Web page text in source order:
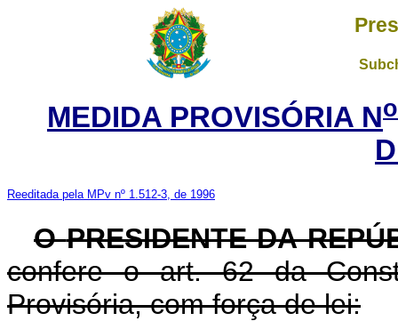
MEDIDA PROVISÓRIA No
Reeditada pela MPv nº 1.512-3, de 1996
O PRESIDENTE DA
confere o art. 62 da
Provisória, com força de lei: